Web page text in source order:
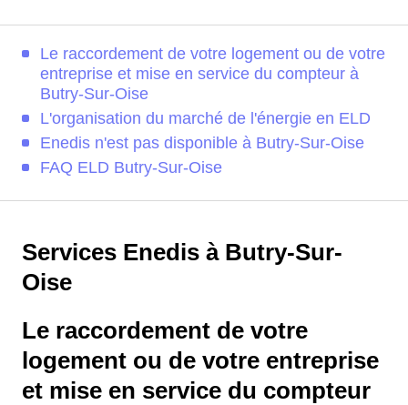
Le raccordement de votre logement ou de votre
entreprise et mise en service du compteur à
Butry-Sur-Oise
L'organisation du marché de l'énergie en ELD
Enedis n'est pas disponible à Butry-Sur-Oise
FAQ ELD Butry-Sur-Oise
Services Enedis à Butry-Sur-
Oise
Le raccordement de votre
logement ou de votre entreprise
et mise en service du compteur